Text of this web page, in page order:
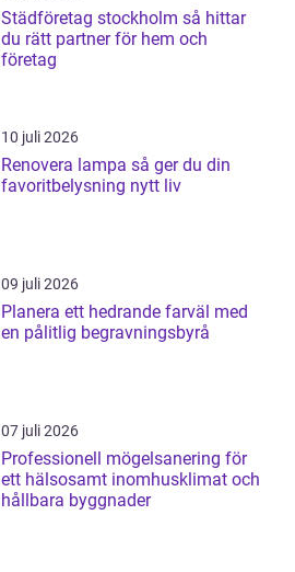
Städföretag stockholm så hittar
du rätt partner för hem och
företag
10 juli 2026
Renovera lampa så ger du din
favoritbelysning nytt liv
09 juli 2026
Planera ett hedrande farväl med
en pålitlig begravningsbyrå
07 juli 2026
Professionell mögelsanering för
ett hälsosamt inomhusklimat och
hållbara byggnader